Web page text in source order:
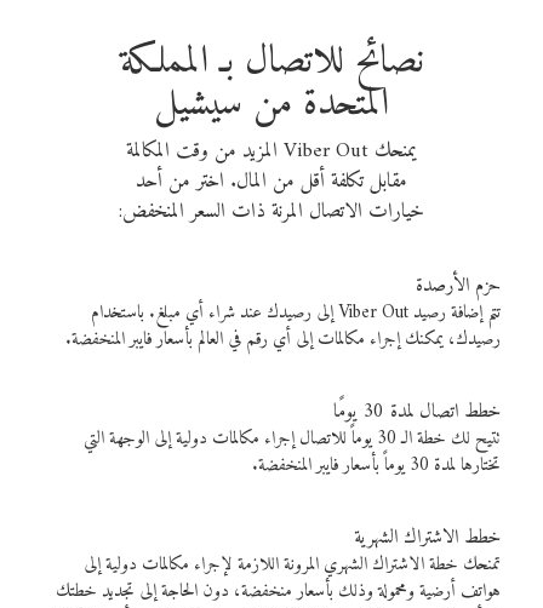
نصائح للاتصال بـ المملكة
المتحدة من سيشيل
يمنحك Viber Out المزيد من وقت المكالمة
مقابل تكلفة أقل من المال. اختر من أحد
خيارات الاتصال المرنة ذات السعر المنخفض:
حزم الأرصدة
تتم إضافة رصيد Viber Out إلى رصيدك عند شراء أي مبلغ. باستخدام
رصيدك، يمكنك إجراء مكالمات إلى أي رقم في العالم بأسعار فايبر المنخفضة.
خطط اتصال لمدة 30 يومًا
تتيح لك خطة الـ 30 يوماً للاتصال إجراء مكالمات دولية إلى الوجهة التي
تختارها لمدة 30 يوماً بأسعار فايبر المنخفضة.
خطط الاشتراك الشهرية
تمنحك خطة الاشتراك الشهري المرونة اللازمة لإجراء مكالمات دولية إلى
هواتف أرضية ومحمولة وذلك بأسعار منخفضة، دون الحاجة إلى تجديد خطتك